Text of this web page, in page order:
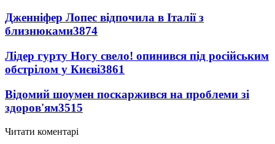
Дженніфер Лопес відпочила в Італії з
близнюками3874
Лідер гурту Ногу свело! опинився під російським
обстрілом у Києві3861
Відомий шоумен поскаржився на проблеми зі
здоров'ям3515
Читати коментарі